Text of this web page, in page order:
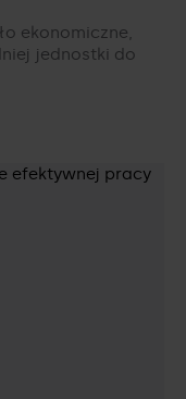
ekonomiczne,
jednostki do